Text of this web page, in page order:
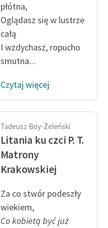
płótna,
Oglądasz się w lustrze
całą
I wzdychasz, ropucho
smutna...
Czytaj więcej
Tadeusz Boy-Żeleński
Litania ku czci P. T.
Matrony
Krakowskiej
Za co stwór podeszły
wiekiem,
Co kobietą być już